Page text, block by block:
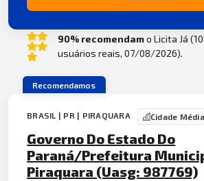
90% recomendamo Licita Já
usuários reais, 07/08/2026).
Recomendamos
BRASIL | PR | PIRAQUARA Cidade Média
Governo Do Estado Do
Paraná/Prefeitura
Piraquara (Uasg: 987769)